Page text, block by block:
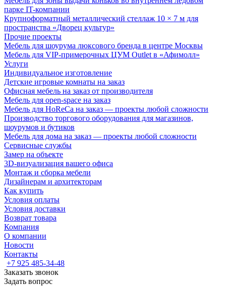
парке IT-компании
Крупноформатный металлический стеллаж 10 × 7 м для
пространства «Дворец культур»
Прочие проекты
Мебель для шоурума люксового бренда в центре Москвы
Мебель для VIP-примерочных ЦУМ Outlet в «Афимолл»
Услуги
Индивидуальное изготовление
Детские игровые комнаты на заказ
Офисная мебель на заказ от производителя
Мебель для open-space на заказ
Мебель для HoReCa на заказ — проекты любой сложности
Производство торгового оборудования для магазинов,
шоурумов и бутиков
Мебель для дома на заказ — проекты любой сложности
Сервисные службы
Замер на объекте
3D-визуализация вашего офиса
Монтаж и сборка мебели
Дизайнерам и архитекторам
Как купить
Условия оплаты
Условия доставки
Возврат товара
Компания
О компании
Новости
Контакты
+7 925 485-34-48
Заказать звонок
Задать вопрос